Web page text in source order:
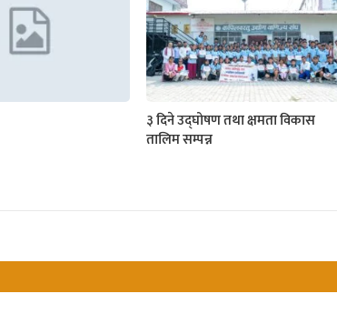
३ दिने उद्घोषण तथा क्षमता विकास
तालिम सम्पन्न